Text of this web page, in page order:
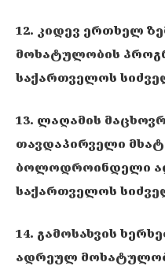
12. კიდევ ერთხელ
მოხატულობის
საქართველოს
13. ლაღამის
თავდაპირველი
ბოლოდროინდელი
საქართველოს
14. გამოსახვის
ადრეულ